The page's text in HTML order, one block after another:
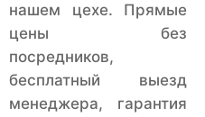
нашем цехе. Прямые
цены без
посредников,
бесплатный выезд
менеджера, гарантия